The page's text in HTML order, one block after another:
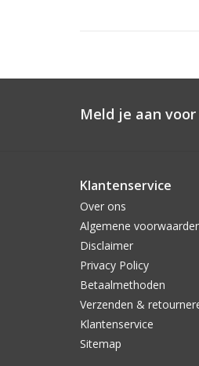
Meld je aan
Klantenservice
Over ons
Algemene
Disclaimer
Privacy Policy
Betaalmethoden
Verzenden &
Klantenservice
Sitemap